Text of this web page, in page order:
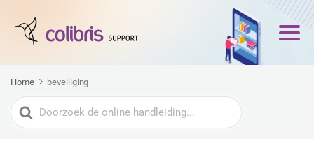
Home beveiliging
Zoeken
naar